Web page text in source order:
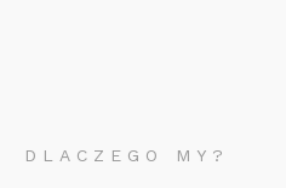
DLACZEGO MY?